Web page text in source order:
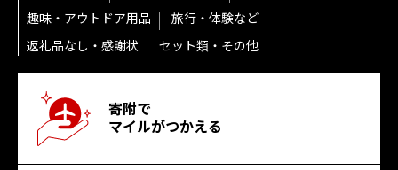
趣味・アウトドア用品
旅行・体験など
返礼品なし・感謝状
セット類・その他
寄附で
マイルがつかえる